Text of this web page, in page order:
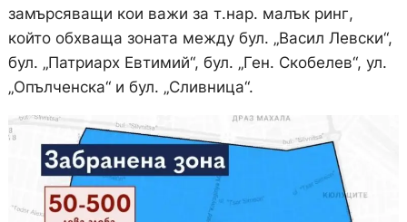
замърсяващи кои важи за т.нар. малък ринг,
който обхваща зоната между бул. „Васил Левски“,
бул. „Патриарх Евтимий“, бул. „Ген. Скобелев“, ул.
„Опълченска“ и бул. „Сливница“.